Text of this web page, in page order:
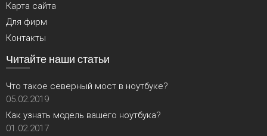
Карта сайта
Для фирм
Контакты
Читайте наши статьи
Что такое северный мост в ноутбуке?
05.02.2019
Как узнать модель вашего ноутбука?
01.02.2017